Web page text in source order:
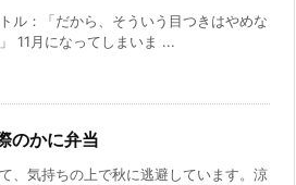
ル：「だから、そういう目つきはやめな
11月になってしまいま ...
のかに弁当
、気持ちの上で秋に逃避しています。涼